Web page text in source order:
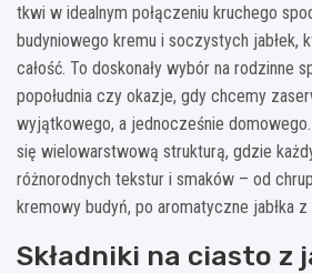
tkwi w idealnym połączeniu kruchego
budyniowego kremu i soczystych jabłek,
całość. To doskonały wybór na rodzinne
popołudnia czy okazje, gdy chcemy
wyjątkowego, a jednocześnie
się wielowarstwową strukturą, gdzie
różnorodnych tekstur i smaków – od
kremowy budyń, po aromatyczne jabłka z
Składniki na ciasto z